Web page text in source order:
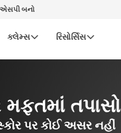
બનો
ક્લેમ્સ રિસોર્સિસ
મફતમાં તપાસો
સ્કોર પર કોઈ અસર નહીં